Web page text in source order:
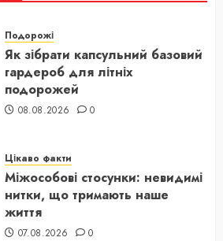
Подорожі
Як зібрати капсульний базовий
гардероб для літніх
подорожей
08.08.2026 0
Цікаво факти
Міжособові стосунки: невидимі
нитки, що тримають наше
життя
07.08.2026 0